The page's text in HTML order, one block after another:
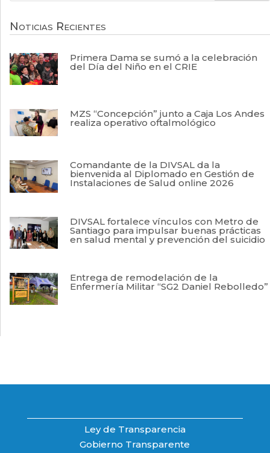
Noticias Recientes
Primera Dama se sumó a la celebración
del Día del Niño en el CRIE
MZS “Concepción” junto a Caja Los Andes
realiza operativo oftalmológico
Comandante de la DIVSAL da la
bienvenida al Diplomado en Gestión de
Instalaciones de Salud online 2026
DIVSAL fortalece vínculos con Metro de
Santiago para impulsar buenas prácticas
en salud mental y prevención del suicidio
Entrega de remodelación de la
Enfermería Militar “SG2 Daniel Rebolledo”
Ley de Transparencia
Gobierno Transparente